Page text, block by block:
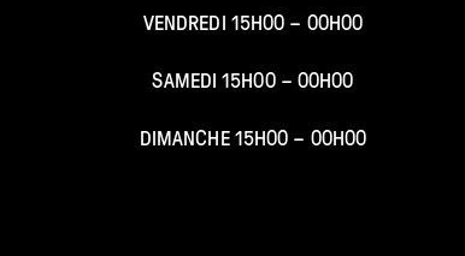
VENDREDI 15H00 – 00H00
SAMEDI 15H00 – 00H00
DIMANCHE 15H00 – 00H00